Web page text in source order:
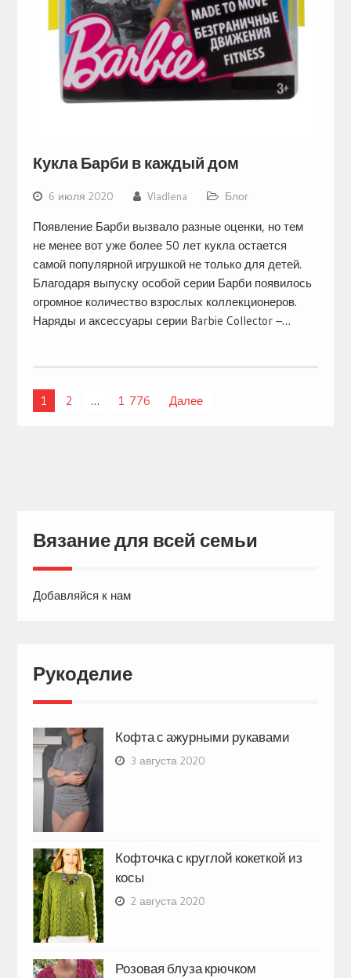
Кукла Барби в каждый дом
6 июля 2020 Vladlena Блог
Появление Барби вызвало разные оценки, но тем
не менее вот уже более 50 лет кукла остается
самой популярной игрушкой не только для детей.
Благодаря выпуску особой серии Барби появилось
огромное количество взрослых коллекционеров.
Наряды и аксессуары серии Barbie Collector –…
Навигация
1 2 … 1 776 Далее
Вязание для всей семьи
Добавляйся к нам
Рукоделие
Кофта с ажурными рукавами
3 августа 2020
Кофточка с круглой кокеткой из
косы
2 августа 2020
Розовая блуза крючком